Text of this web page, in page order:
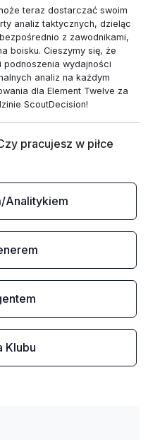
teraz dostarczać swoim
analiz taktycznych, dzieląc
z zawodnikami,
boisku. Cieszymy się, że
podnoszenia wydajności
analiz na każdym
dla Element Twelve za
ScoutDecision!
pracujesz w piłce
Analitykiem
Klubu